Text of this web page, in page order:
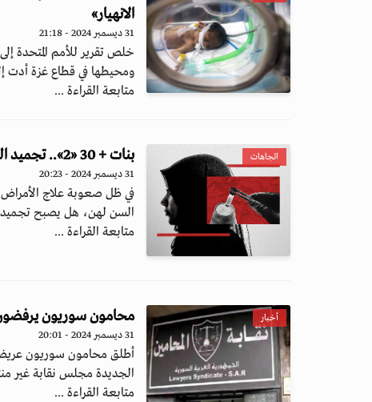
الانهيار»
31 ديسمبر 2024 - 21:18
ومحيطها في قطاع غزة أدت
متابعة القراءة ...
اتجاهات بنات + 30 «2».. تجميد البويضات في مصر حق مؤجل أم ترف محظور؟
31 ديسمبر 2024 - 20:23
في ظل صعوبة علاج الأمراض
السن لهن، هل يصبح تجميد
متابعة القراءة ...
أخبار محامون سوريون يرفضون
31 ديسمبر 2024 - 20:01
أطلق محامون سوريون
الجديدة مجلس نقابة غير
متابعة القراءة ...